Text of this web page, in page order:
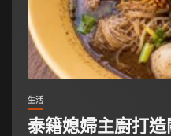
生活
泰籍媳婦主廚打